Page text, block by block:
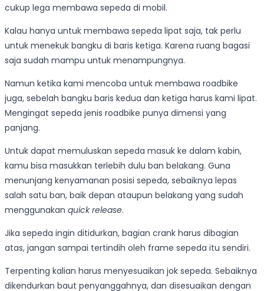
cukup lega membawa sepeda di mobil.
Kalau hanya untuk membawa sepeda lipat saja, tak perlu
untuk menekuk bangku di baris ketiga. Karena ruang bagasi
saja sudah mampu untuk menampungnya.
Namun ketika kami mencoba untuk membawa roadbike
juga, sebelah bangku baris kedua dan ketiga harus kami lipat.
Mengingat sepeda jenis roadbike punya dimensi yang
panjang.
Untuk dapat memuluskan sepeda masuk ke dalam kabin,
kamu bisa masukkan terlebih dulu ban belakang. Guna
menunjang kenyamanan posisi sepeda, sebaiknya lepas
salah satu ban, baik depan ataupun belakang yang sudah
menggunakan quick release.
Jika sepeda ingin ditidurkan, bagian crank harus dibagian
atas, jangan sampai tertindih oleh frame sepeda itu sendiri.
Terpenting kalian harus menyesuaikan jok sepeda. Sebaiknya
dikendurkan baut penyanggahnya, dan disesuaikan dengan